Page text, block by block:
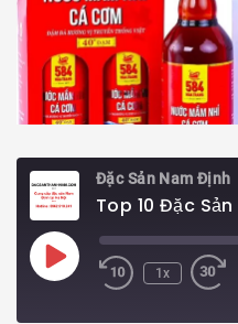
Đặc Sản Nam Định
Play
Episode
1x